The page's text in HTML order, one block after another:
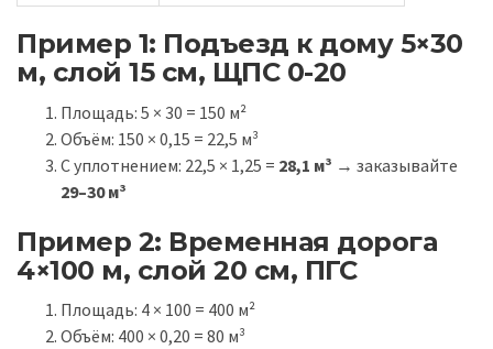
Пример 1: Подъезд к дому 5×30
м, слой 15 см, ЩПС 0-20
Площадь: 5 × 30 = 150 м²
Объём: 150 × 0,15 = 22,5 м³
С уплотнением: 22,5 × 1,25 = 28,1 м³ → заказывайте
29–30 м³
Пример 2: Временная дорога
4×100 м, слой 20 см, ПГС
Площадь: 4 × 100 = 400 м²
Объём: 400 × 0,20 = 80 м³